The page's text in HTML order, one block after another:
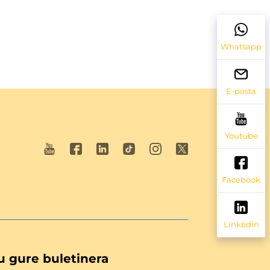
Whatsapp
E-posta
Youtube
Facebook
Linkedin
gure buletinera